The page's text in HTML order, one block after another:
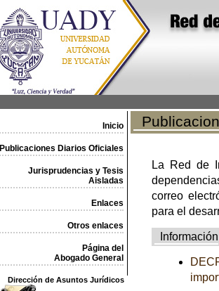
Inicio
Publicaciones Diarios Oficiales
Jurisprudencias y Tesis
Aisladas
Enlaces
Otros enlaces
Página del
Abogado General
Dirección de Asuntos Jurídicos
La Red de
correo
para el
Información